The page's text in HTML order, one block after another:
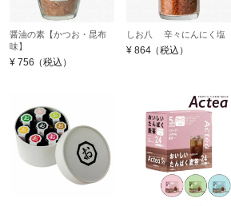
醤油の素【かつお・昆布
味】
¥ 756（税込）
しお八 辛々にんにく塩
¥ 864（税込）